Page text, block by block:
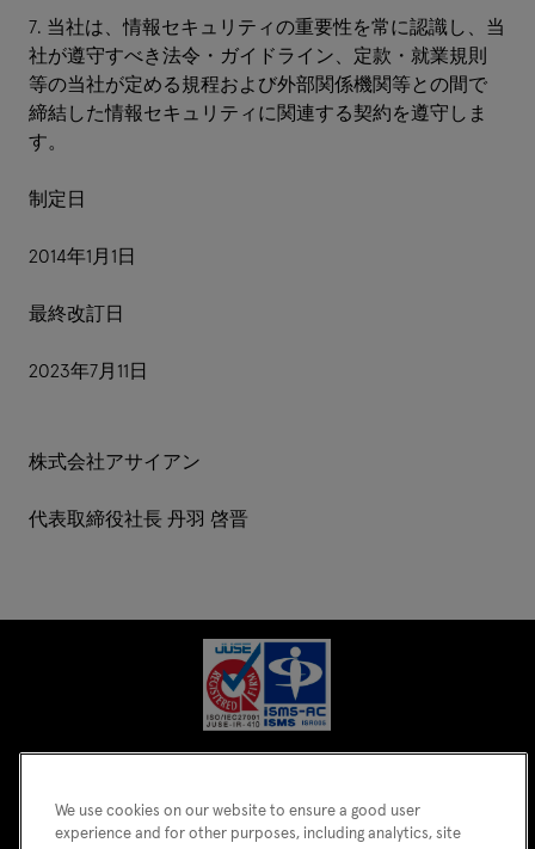
7. 当社は、情報セキュリティの重要性を常に認識し、当
社が遵守すべき法令・ガイドライン、定款・就業規則
等の当社が定める規程および外部関係機関等との間で
締結した情報セキュリティに関連する契約を遵守しま
す。
制定日
2014年1月1日
最終改訂日
2023年7月11日
株式会社アサイアン
代表取締役社長 丹羽 啓晋
We use cookies on our website to ensure a good user
experience and for other purposes, including analytics, site